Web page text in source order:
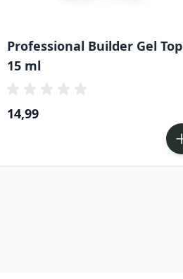
Professional Builder Gel Top
15 ml
14,99